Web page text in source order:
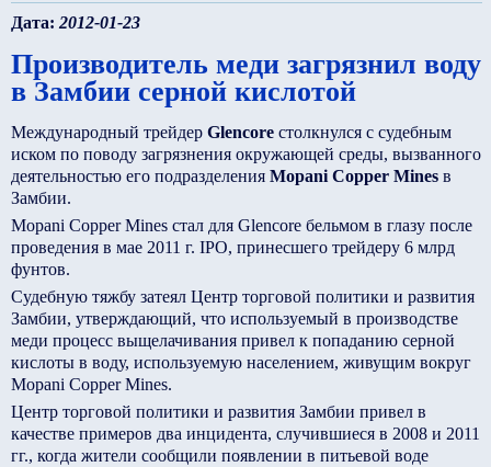
Дата: 2012-01-23
Производитель меди загрязнил воду
в Замбии серной кислотой
Международный трейдер Glencore столкнулся с судебным
иском по поводу загрязнения окружающей среды, вызванного
деятельностью его подразделения Mopani Copper Mines в
Замбии.
Mopani Copper Mines стал для Glencore бельмом в глазу после
проведения в мае 2011 г. IPO, принесшего трейдеру 6 млрд
фунтов.
Судебную тяжбу затеял Центр торговой политики и развития
Замбии, утверждающий, что используемый в производстве
меди процесс выщелачивания привел к попаданию серной
кислоты в воду, используемую населением, живущим вокруг
Mopani Copper Mines.
Центр торговой политики и развития Замбии привел в
качестве примеров два инцидента, случившиеся в 2008 и 2011
гг., когда жители сообщили появлении в питьевой воде